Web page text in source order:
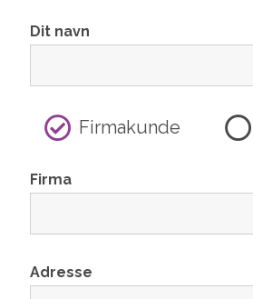
Dit navn
Firmakunde
Firma
Adresse